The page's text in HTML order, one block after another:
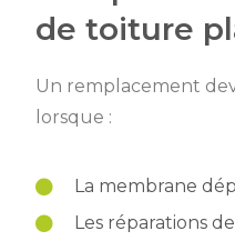
de toiture
Un remplacement
lorsque :
La membrane
Les réparations